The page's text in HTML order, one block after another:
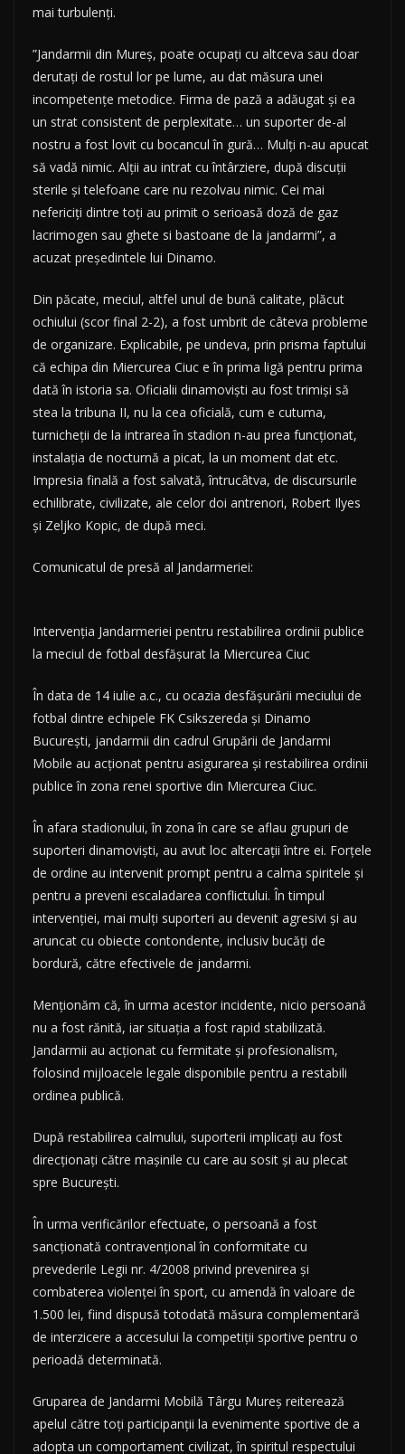
mai turbulenți.
”Jandarmii din Mureș, poate ocupați cu altceva sau doar
derutați de rostul lor pe lume, au dat măsura unei
incompetențe metodice. Firma de pază a adăugat și ea
un strat consistent de perplexitate… un suporter de-al
nostru a fost lovit cu bocancul în gură… Mulți n-au apucat
să vadă nimic. Alții au intrat cu întârziere, după discuții
sterile și telefoane care nu rezolvau nimic. Cei mai
nefericiți dintre toți au primit o serioasă doză de gaz
lacrimogen sau ghete si bastoane de la jandarmi”, a
acuzat președintele lui Dinamo.
Din păcate, meciul, altfel unul de bună calitate, plăcut
ochiului (scor final 2-2), a fost umbrit de câteva probleme
de organizare. Explicabile, pe undeva, prin prisma faptului
că echipa din Miercurea Ciuc e în prima ligă pentru prima
dată în istoria sa. Oficialii dinamoviști au fost trimiși să
stea la tribuna II, nu la cea oficială, cum e cutuma,
turnicheții de la intrarea în stadion n-au prea funcționat,
instalația de nocturnă a picat, la un moment dat etc.
Impresia finală a fost salvată, întrucâtva, de discursurile
echilibrate, civilizate, ale celor doi antrenori, Robert Ilyes
și Zeljko Kopic, de după meci.
Comunicatul de presă al Jandarmeriei:
Intervenția Jandarmeriei pentru restabilirea ordinii publice
la meciul de fotbal desfășurat la Miercurea Ciuc
În data de 14 iulie a.c., cu ocazia desfășurării meciului de
fotbal dintre echipele FK Csikszereda și Dinamo
București, jandarmii din cadrul Grupării de Jandarmi
Mobile au acționat pentru asigurarea și restabilirea ordinii
publice în zona renei sportive din Miercurea Ciuc.
În afara stadionului, în zona în care se aflau grupuri de
suporteri dinamoviști, au avut loc altercații între ei. Forțele
de ordine au intervenit prompt pentru a calma spiritele și
pentru a preveni escaladarea conflictului. În timpul
intervenției, mai mulți suporteri au devenit agresivi și au
aruncat cu obiecte contondente, inclusiv bucăți de
bordură, către efectivele de jandarmi.
Menționăm că, în urma acestor incidente, nicio persoană
nu a fost rănită, iar situația a fost rapid stabilizată.
Jandarmii au acționat cu fermitate și profesionalism,
folosind mijloacele legale disponibile pentru a restabili
ordinea publică.
După restabilirea calmului, suporterii implicați au fost
direcționați către mașinile cu care au sosit și au plecat
spre București.
În urma verificărilor efectuate, o persoană a fost
sancționată contravențional în conformitate cu
prevederile Legii nr. 4/2008 privind prevenirea și
combaterea violenței în sport, cu amendă în valoare de
1.500 lei, fiind dispusă totodată măsura complementară
de interzicere a accesului la competiții sportive pentru o
perioadă determinată.
Gruparea de Jandarmi Mobilă Târgu Mureș reiterează
apelul către toți participanții la evenimente sportive de a
adopta un comportament civilizat, în spiritul respectului